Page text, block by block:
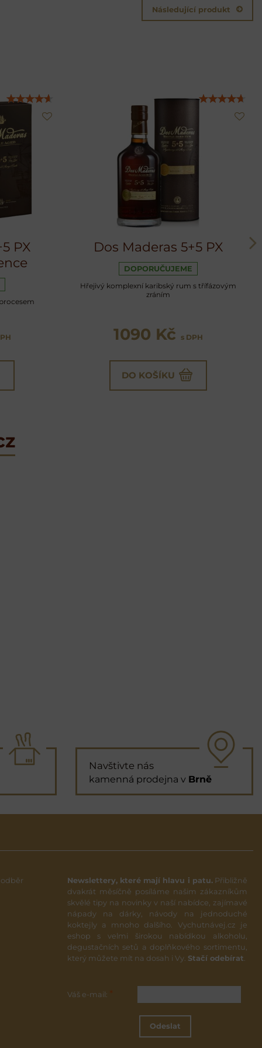
Následující produkt
PX
Dos Maderas 5+5 PX
DOPORUČUJEME
Hřejivý komplexní karibský rum s třífázovým
zráním
1090 Kč s DPH
DO KOŠÍKU
Navštivte nás
kamenná prodejna v Brně
Newslettery, které mají hlavu i patu.Přibližně
dvakrát měsíčně posíláme našim zákazníkům
skvělé tipy na novinky v naší nabídce, zajímavé
nápady na dárky, návody na jednoduché
koktejly a mnoho dalšího. Vychutnávej.cz je
eshop s velmi širokou nabídkou alkoholu,
degustačních setů a doplňkového sortimentu,
který můžete mít na dosah i Vy. Stačí odebírat
Váš e-mail:
Odeslat